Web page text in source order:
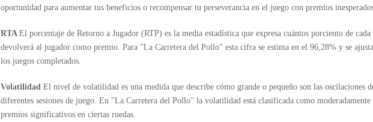
oportunidad para aumentar tus beneficios o recompensar tu perseverancia en el juego con premios
RTA El porcentaje de Retorno a Jugador (RTP) es la media estadística que expresa cuántos porciento de cada
devolverá al jugador como premio. Para "La Carretera del Pollo" esta cifra se estima en el 96,28% y se
los juegos completados.
Volatilidad El nivel de volatilidad es una medida que describe cómo grande o pequeño son las oscilaciones
diferentes sesiones de juego. En "La Carretera del Pollo" la volatilidad está clasificada como
premios significativos en ciertas ruedas.